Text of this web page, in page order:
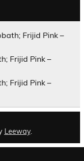
Frijid Pink –
Frijid Pink –
Frijid Pink –
Leeway.